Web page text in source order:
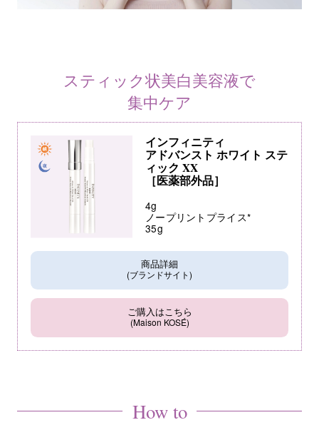
スティック状美白美容液で
集中ケア
インフィニティ
アドバンスト ホワイト ステ
ィック XX
［医薬部外品］
4g
ノープリントプライス*
35g
商品詳細
(ブランドサイト)
ご購入はこちら
(Maison KOSÉ)
How to